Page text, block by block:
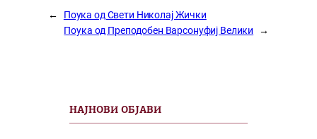
←
Поука од Свети Николај Жички
Поука од Преподобен Варсонуфиј Велики
→
НАЈНОВИ ОБЈАВИ